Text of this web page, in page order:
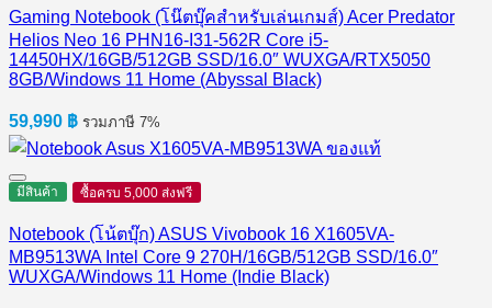
Gaming Notebook (โน๊ตบุ๊คสำหรับเล่นเกมส์) Acer Predator
Helios Neo 16 PHN16-I31-562R Core i5-
14450HX/16GB/512GB SSD/16.0″ WUXGA/RTX5050
8GB/Windows 11 Home (Abyssal Black)
59,990 ฿ รวมภาษี 7%
มีสินค้า ซื้อครบ 5,000 ส่งฟรี
Notebook (โน้ตบุ๊ก) ASUS Vivobook 16 X1605VA-
MB9513WA Intel Core 9 270H/16GB/512GB SSD/16.0″
WUXGA/Windows 11 Home (Indie Black)